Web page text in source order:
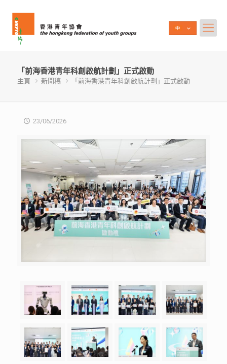
「前海香港青年科創啟航計劃」正式啟動
主頁 新聞稿 「前海香港青年科創啟航計劃」正式啟動
23/06/2026